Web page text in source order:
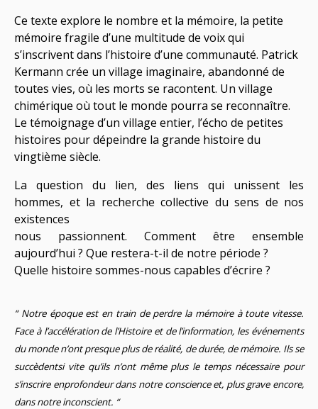
Ce texte explore le nombre et la mémoire, la petite
mémoire fragile d’une multitude de voix qui
s’inscrivent dans l’histoire d’une communauté. Patrick
Kermann crée un village imaginaire, abandonné de
toutes vies, où les morts se racontent. Un village
chimérique où tout le monde pourra se reconnaître.
Le témoignage d’un village entier, l’écho de petites
histoires pour dépeindre la grande histoire du
vingtième siècle.
La question du lien, des liens qui unissent les
hommes, et la recherche collective du sens de nos
existences
nous passionnent. Comment être ensemble
aujourd’hui ? Que restera-t-il de notre période ?
Quelle histoire sommes-nous capables d’écrire ?
“ Notre époque est en train de perdre la mémoire à toute vitesse.
Face à l’accélération de l’Histoire et de l’information, les événements
du monde n’ont presque plus de réalité, de durée, de mémoire. Ils se
succèdentsi vite qu’ils n’ont même plus le temps nécessaire pour
s’inscrire enprofondeur dans notre conscience et, plus grave encore,
dans notre inconscient. “